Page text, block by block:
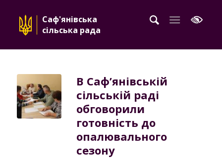
Саф'янівська
сільська рада
В Саф’янівській
сільській раді
обговорили
готовність до
опалювального
сезону